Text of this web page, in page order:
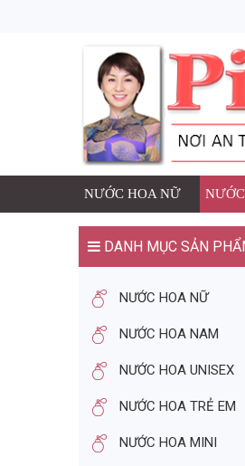
NƯỚC HOA NỮ
DANH MỤC SẢN
NƯỚC HOA NỮ
NƯỚC HOA NAM
NƯỚC HOA UNISEX
NƯỚC HOA TRẺ EM
NƯỚC HOA MINI